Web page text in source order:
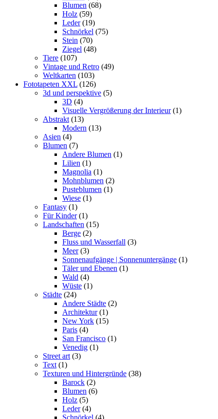
Blumen (68)
Holz (59)
Leder (19)
Schnörkel (75)
Stein (70)
Ziegel (48)
Tiere (107)
Vintage und Retro (49)
Weltkarten (103)
Fototapeten XXL (126)
3d und perspektive (5)
3D (4)
Visuelle Vergrößerung der Interieur (1)
Abstrakt (13)
Modern (13)
Asien (4)
Blumen (7)
Andere Blumen (1)
Lilien (1)
Magnolia (1)
Mohnblumen (2)
Pusteblumen (1)
Wiese (1)
Fantasy (1)
Für Kinder (1)
Landschaften (15)
Berge (2)
Fluss und Wasserfall (3)
Meer (3)
Sonnenaufgänge | Sonnenuntergänge (1)
Täler und Ebenen (1)
Wald (4)
Wüste (1)
Städte (24)
Andere Städte (2)
Architektur (1)
New York (15)
Paris (4)
San Francisco (1)
Venedig (1)
Street art (3)
Text (1)
Texturen und Hintergründe (38)
Barock (2)
Blumen (6)
Holz (5)
Leder (4)